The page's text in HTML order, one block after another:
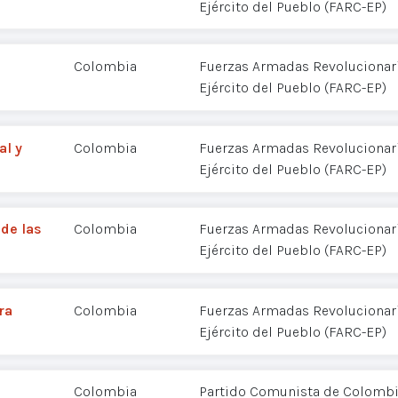
Ejército del Pueblo (FARC-EP)
Colombia
Fuerzas Armadas
Ejército del Pueblo (FARC-EP)
y Colombia
Fuerzas Armadas
Ejército del Pueblo (FARC-EP)
las Colombia
Fuerzas Armadas
Ejército del Pueblo (FARC-EP)
Colombia
Fuerzas Armadas
Ejército del Pueblo (FARC-EP)
Colombia Partido Comunista de